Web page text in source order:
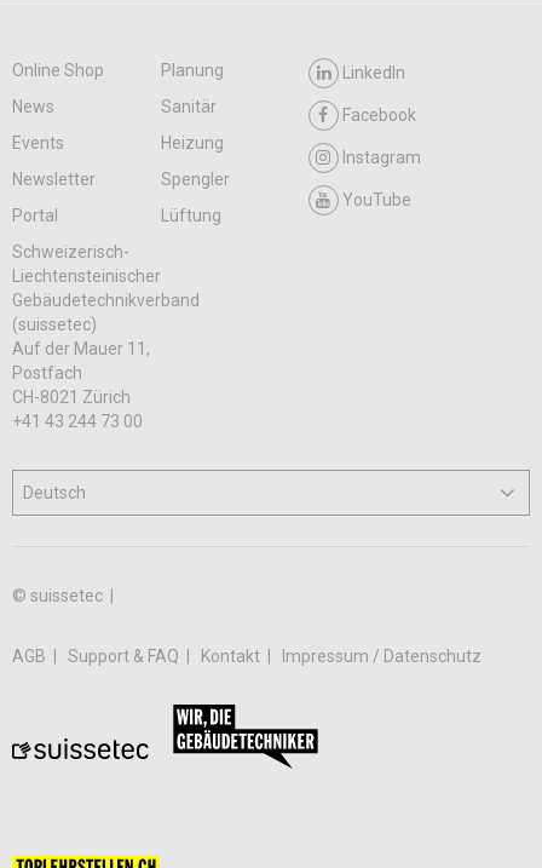
Online Shop
Planung
News
Sanitär
Events
Heizung
Newsletter
Spengler
Portal
Lüftung
LinkedIn
Facebook
Instagram
YouTube
Schweizerisch-
Liechtensteinischer
Gebäudetechnikverband
(suissetec)
Auf der Mauer 11,
Postfach
CH-8021 Zürich
+41 43 244 73 00
© suissetec |
AGB Support & FAQ Kontakt Impressum / Datenschutz